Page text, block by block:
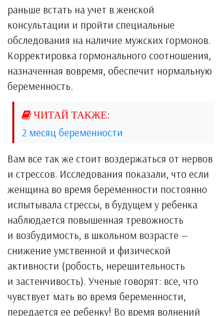
раньше встать на учет в женской
консультации и пройти специальные
обследования на наличие мужских гормонов.
Корректировка гормонального соотношения,
назначенная вовремя, обеспечит нормальную
беременность.
2 месяц беременности
Вам все так же стоит воздержаться от нервов
и стрессов. Исследования показали, что если
женщина во время беременности постоянно
испытывала стрессы, в будущем у ребенка
наблюдается повышенная тревожность
и возбудимость, в школьном возрасте —
снижение умственной и физической
активности (робость, нерешительность
и застенчивость). Ученые говорят: все, что
чувствует мать во время беременности,
передается ее ребенку! Во время волнений